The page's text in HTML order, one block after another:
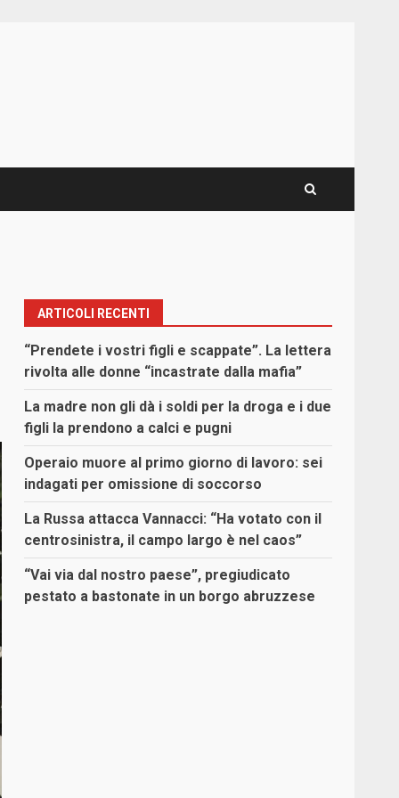
ARTICOLI RECENTI
“Prendete i vostri figli e scappate”. La lettera
rivolta alle donne “incastrate dalla mafia”
La madre non gli dà i soldi per la droga e i due
figli la prendono a calci e pugni
Operaio muore al primo giorno di lavoro: sei
indagati per omissione di soccorso
La Russa attacca Vannacci: “Ha votato con il
centrosinistra, il campo largo è nel caos”
“Vai via dal nostro paese”, pregiudicato
pestato a bastonate in un borgo abruzzese